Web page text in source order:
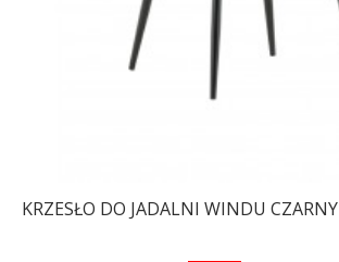
KRZESŁO DO JADALNI WINDU CZARNY